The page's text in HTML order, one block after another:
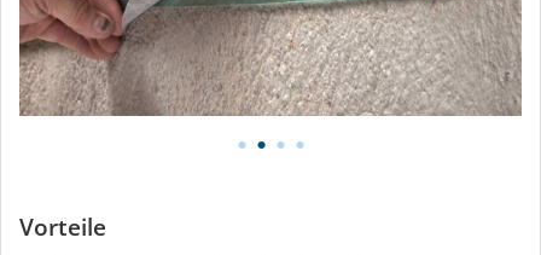
Vorteile